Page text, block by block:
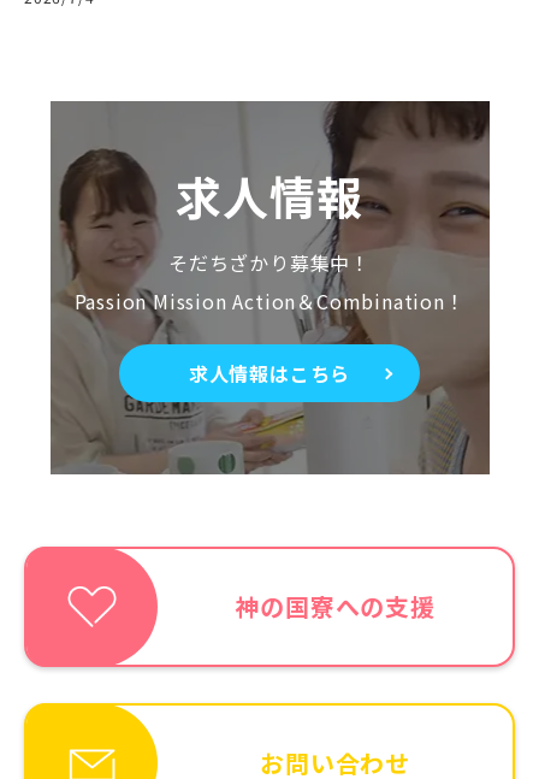
求人情報
そだちざかり募集中！
Passion Mission Action＆Combination！
求人情報はこちら
神の国寮への支援
お問い合わせ